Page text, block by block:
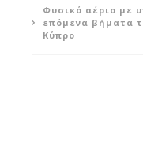
Φυσικό αέριο με
επόμενα βήματα
Κύπρο